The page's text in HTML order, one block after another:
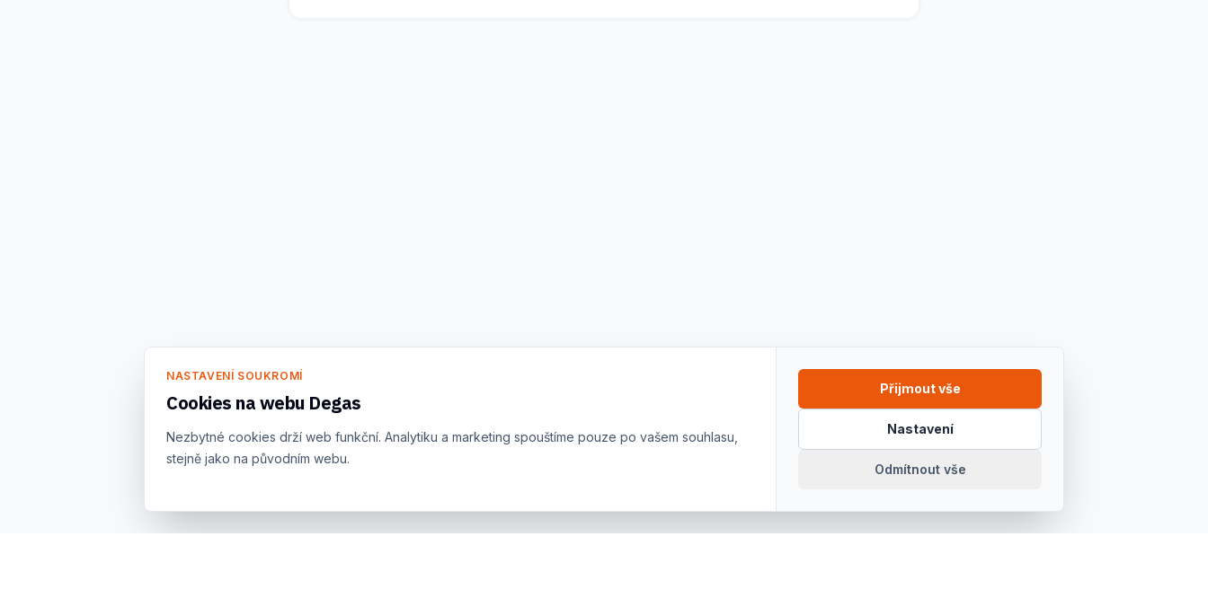
NASTAVENÍ SOUKROMÍ
Cookies na webu Degas
Nezbytné cookies drží web funkční. Analytiku a marketing spouštíme pouze po vašem souhlasu,
stejně jako na původním webu.
Přijmout vše
Nastavení
Odmítnout vše